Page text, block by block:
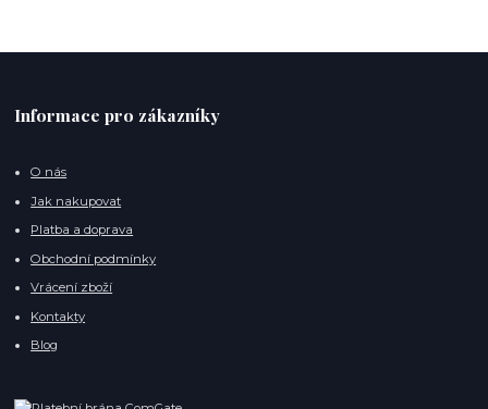
Informace pro zákazníky
O nás
Jak nakupovat
Platba a doprava
Obchodní podmínky
Vrácení zboží
Kontakty
Blog